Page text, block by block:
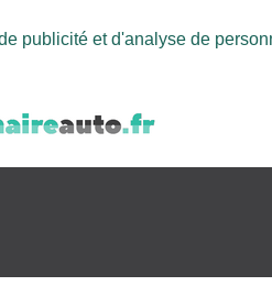
publicité et d'analyse de